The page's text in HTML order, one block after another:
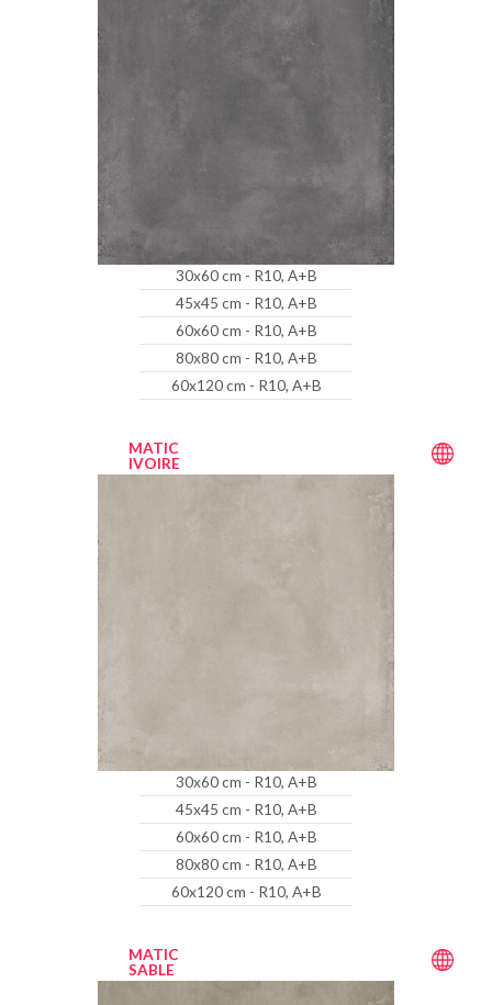
30x60 cm - R10, A+B
45x45 cm - R10, A+B
60x60 cm - R10, A+B
80x80 cm - R10, A+B
60x120 cm - R10, A+B
MATIC
IVOIRE
30x60 cm - R10, A+B
45x45 cm - R10, A+B
60x60 cm - R10, A+B
80x80 cm - R10, A+B
60x120 cm - R10, A+B
MATIC
SABLE